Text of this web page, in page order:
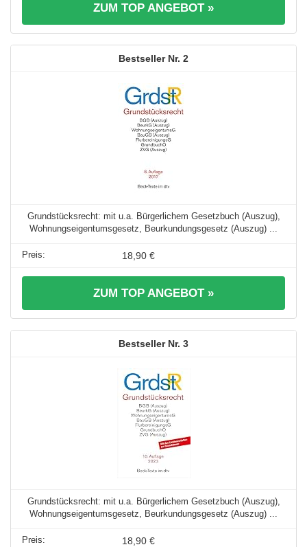
ZUM TOP ANGEBOT »
2
Grundstücksrecht: mit u.a. Bürgerlichem Gesetzbuch (Auszug),
Wohnungseigentumsgesetz, Beurkundungsgesetz (Auszug) ...
18,90 €
ZUM TOP ANGEBOT »
3
Grundstücksrecht: mit u.a. Bürgerlichem Gesetzbuch (Auszug),
Wohnungseigentumsgesetz, Beurkundungsgesetz (Auszug) ...
18,90 €